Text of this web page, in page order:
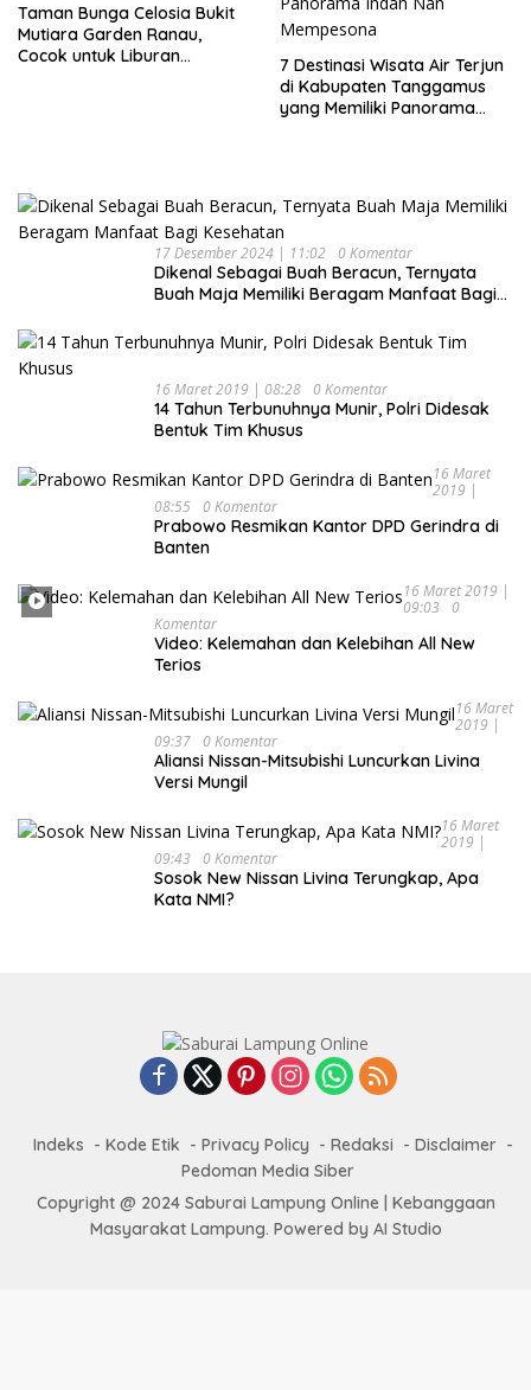
Taman Bunga Celosia Bukit
Mutiara Garden Ranau,
Cocok untuk Liburan
7 Destinasi Wisata Air Terjun
di Kabupaten Tanggamus
yang Memiliki Panorama
17 Desember 2024 | 11:02 0 Komentar
Dikenal Sebagai Buah Beracun, Ternyata
Buah Maja Memiliki Beragam Manfaat Bagi
16 Maret 2019 | 08:28 0 Komentar
14 Tahun Terbunuhnya Munir, Polri Didesak
Bentuk Tim Khusus
16 Maret
2019 |
08:55 0 Komentar
Prabowo Resmikan Kantor DPD Gerindra di
Banten
16 Maret 2019 |
09:03
0
Komentar
Video: Kelemahan dan Kelebihan All New
Terios
16 Maret
2019 |
09:37 0 Komentar
Aliansi Nissan-Mitsubishi Luncurkan Livina
Versi Mungil
16 Maret
2019 |
09:43
0 Komentar
Sosok New Nissan Livina Terungkap, Apa
Kata NMI?
Indeks Kode Etik Privacy Policy Redaksi
Disclaimer
Pedoman Media Siber
Copyright @ 2024 Saburai Lampung Online | Kebanggaan
Masyarakat Lampung. Powered by AI Studio